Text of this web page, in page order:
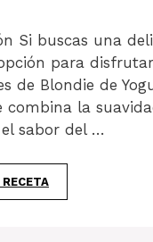
Si buscas una
para
de Blondie de
combina la
sabor del …